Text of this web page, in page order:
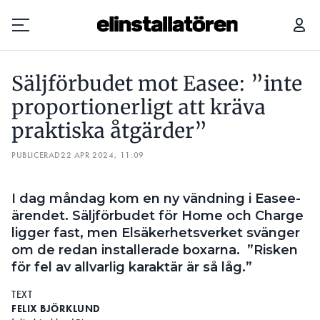
Prenumerera
Hantera prenumeration
Annonsera
Läs E-tidningen
Kontakt
Personuppgifter
Säljförbudet mot Easee: ”inte
proportionerligt att kräva
praktiska åtgärder”
PUBLICERAD22 APR 2024, 11:09
I dag måndag kom en ny vändning i Easee-
ärendet. Säljförbudet för Home och Charge
ligger fast, men Elsäkerhetsverket svänger
om de redan installerade boxarna. ”Risken
för fel av allvarlig karaktär är så låg.”
TEXT
FELIX BJÖRKLUND